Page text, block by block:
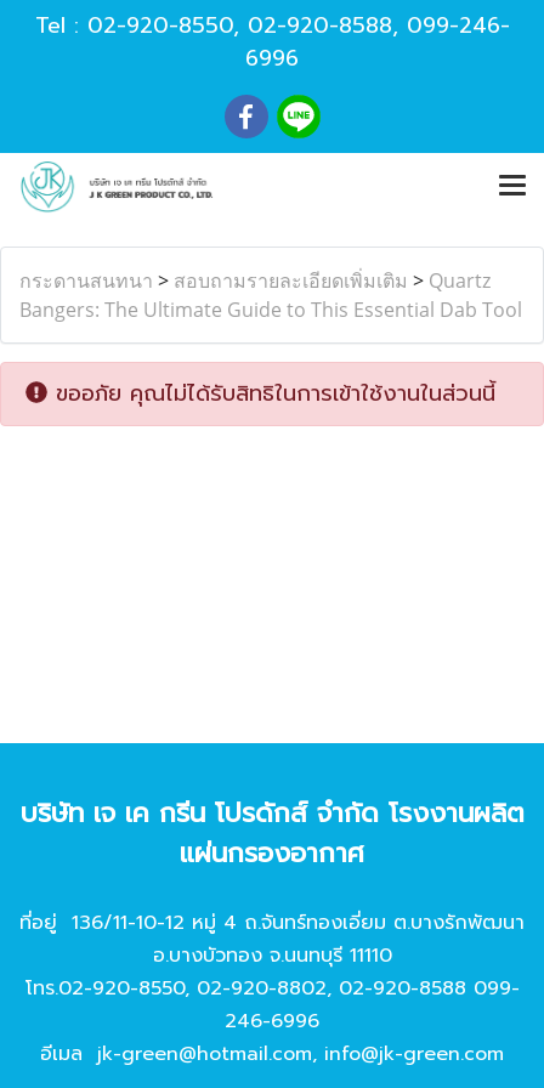
Tel : 02-920-8550, 02-920-8588, 099-246-
6996
กระดานสนทนา > สอบถามรายละเอียดเพิ่มเติม > Quartz
Bangers: The Ultimate Guide to This Essential Dab Tool
ขออภัย คุณไม่ได้รับสิทธิในการเข้าใช้งานในส่วนนี้
บริษัท เจ เค กรีน โปรดักส์ จํากัด โรงงานผลิต
แผ่นกรองอากาศ
ที่อยู่ 136/11-10-12 หมู่ 4 ถ.จันทร์ทองเอี่ยม ต.บางรักพัฒนา
อ.บางบัวทอง จ.นนทบุรี 11110
โทร.02-920-8550, 02-920-8802, 02-920-8588 099-
246-6996
อีเมล jk-green@hotmail.com, info@jk-green.com